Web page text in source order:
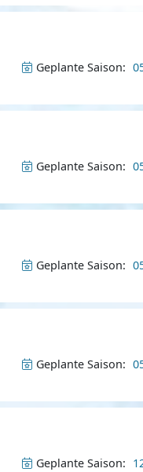
Geplante Saison:
Geplante Saison:
Geplante Saison:
Geplante Saison:
Geplante Saison: